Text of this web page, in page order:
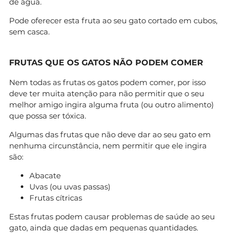
Pode oferecer esta fruta ao seu gato cortado em cubos,
sem casca.
FRUTAS QUE OS GATOS NÃO PODEM COMER
Nem todas as frutas os gatos podem comer, por isso
deve ter muita atenção para não permitir que o seu
melhor amigo ingira alguma fruta (ou outro alimento)
que possa ser tóxica.
Algumas das frutas que não deve dar ao seu gato em
nenhuma circunstância, nem permitir que ele ingira
são:
Abacate
Uvas (ou uvas passas)
Frutas cítricas
Estas frutas podem causar problemas de saúde ao seu
gato, ainda que dadas em pequenas quantidades.